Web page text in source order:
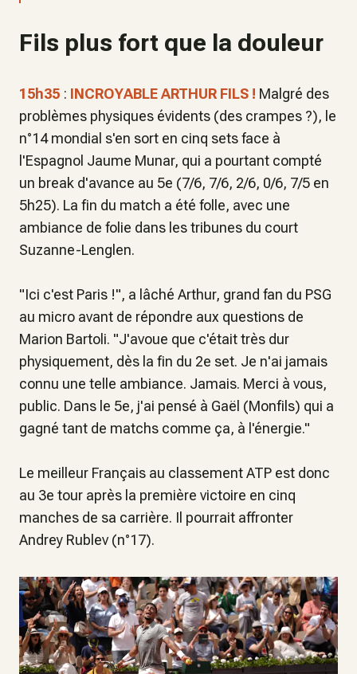
Fils plus fort que la douleur
15h35 : INCROYABLE ARTHUR FILS ! Malgré des
problèmes physiques évidents (des crampes ?), le
n°14 mondial s'en sort en cinq sets face à
l'Espagnol Jaume Munar, qui a pourtant compté
un break d'avance au 5e (7/6, 7/6, 2/6, 0/6, 7/5 en
5h25). La fin du match a été folle, avec une
ambiance de folie dans les tribunes du court
Suzanne-Lenglen.
"Ici c'est Paris !", a lâché Arthur, grand fan du PSG
au micro avant de répondre aux questions de
Marion Bartoli. "J'avoue que c'était très dur
physiquement, dès la fin du 2e set. Je n'ai jamais
connu une telle ambiance. Jamais. Merci à vous,
public. Dans le 5e, j'ai pensé à Gaël (Monfils) qui a
gagné tant de matchs comme ça, à l'énergie."
Le meilleur Français au classement ATP est donc
au 3e tour après la première victoire en cinq
manches de sa carrière. Il pourrait affronter
Andrey Rublev (n°17).